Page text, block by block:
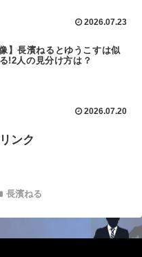
2026.07.23
像】長濱ねるとゆうこすは似
!2人の見分け方は？
2026.07.20
ンク
長濱ねる